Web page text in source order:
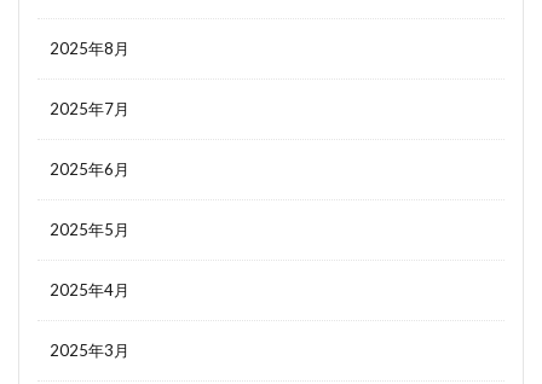
2025年8月
2025年7月
2025年6月
2025年5月
2025年4月
2025年3月